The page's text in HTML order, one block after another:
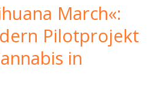
March«:
Pilotprojekt
in